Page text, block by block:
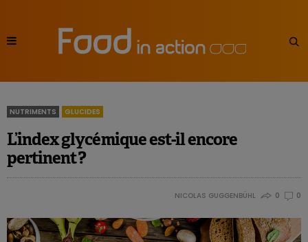
NUTRIMENTS GLUCIDES
L’index glycémique est-il encore
pertinent ?
NICOLAS GUGGENBÜHL 0 0